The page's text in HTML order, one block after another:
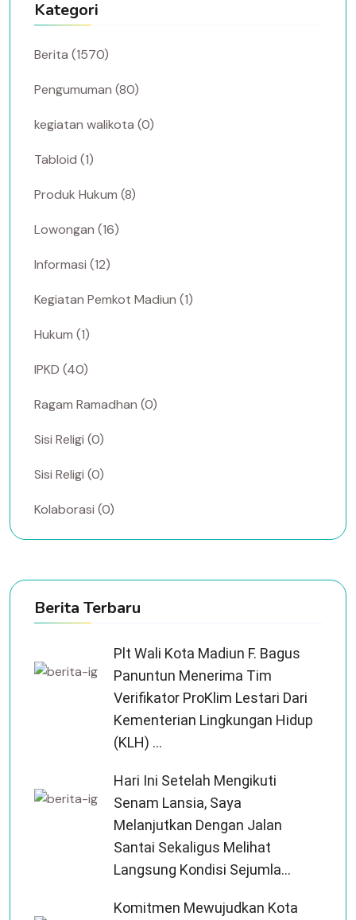
Kategori
Berita (1570)
Pengumuman (80)
kegiatan walikota (0)
Tabloid (1)
Produk Hukum (8)
Lowongan (16)
Informasi (12)
Kegiatan Pemkot Madiun (1)
Hukum (1)
IPKD (40)
Ragam Ramadhan (0)
Sisi Religi (0)
Sisi Religi (0)
Kolaborasi (0)
Berita Terbaru
Plt Wali Kota Madiun F. Bagus
Panuntun Menerima Tim
Verifikator ProKlim Lestari Dari
Kementerian Lingkungan Hidup
(KLH) ...
Hari Ini Setelah Mengikuti
Senam Lansia, Saya
Melanjutkan Dengan Jalan
Santai Sekaligus Melihat
Langsung Kondisi Sejumla...
Komitmen Mewujudkan Kota